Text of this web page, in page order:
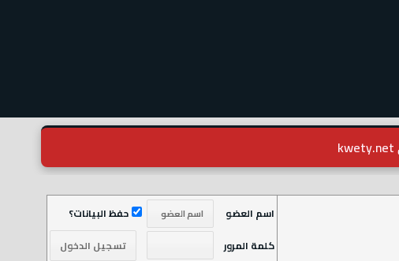
اسم العضو
حفظ البيانات؟
كلمة المرور